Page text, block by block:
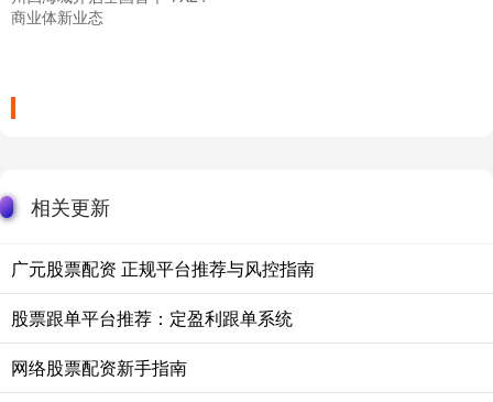
商业体新业态
相关更新
广元股票配资 正规平台推荐与风控指南
股票跟单平台推荐：定盈利跟单系统
网络股票配资新手指南